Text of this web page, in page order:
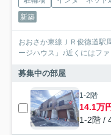
新築
おおさか東線ＪＲ俊徳道駅
ージハウス」♪近くにはフ
募集中の部屋
1-2階
14.1万
1-2階 /